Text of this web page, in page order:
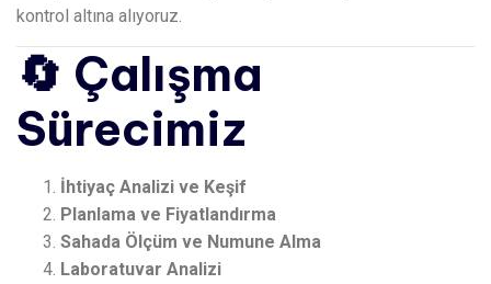
kontrol altına alıyoruz.
🔄 Çalışma
Sürecimiz
İhtiyaç Analizi ve Keşif
Planlama ve Fiyatlandırma
Sahada Ölçüm ve Numune Alma
Laboratuvar Analizi